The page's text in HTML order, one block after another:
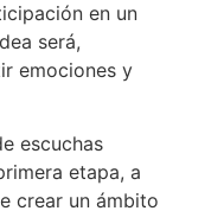
en un
será,
emociones y
escuchas
etapa, a
crear un ámbito